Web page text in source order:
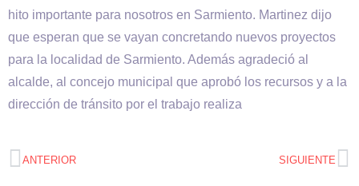
hito importante para nosotros en Sarmiento. Martinez dijo
que esperan que se vayan concretando nuevos proyectos
para la localidad de Sarmiento. Además agradeció al
alcalde, al concejo municipal que aprobó los recursos y a la
dirección de tránsito por el trabajo realiza
ANTERIOR SIGUIENTE